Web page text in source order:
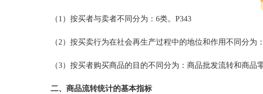
（1）按买者与卖者不同分为：6类。P343
（2）按买卖行为在社会再生产过程中的地位和作用不同分为
（3）按买者购买商品的目的不同分为：商品批发流转和商品零
二、商品流转统计的基本指标